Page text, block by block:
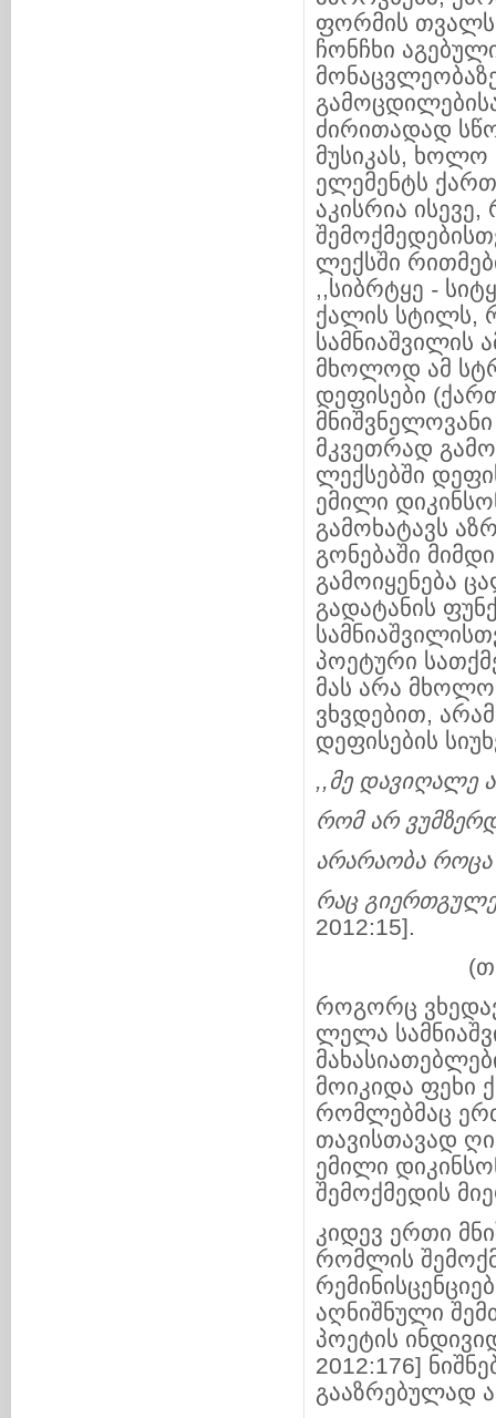
ფორმის
ჩონჩხი
ძირითადად
მუსიკას,
ელემენტს
აკისრია
ლექსში
,,სიბრტყე -
ქალის სტილს,
სამნიაშვილის
მხოლოდ ამ
დეფისები
მნიშვნელოვანი
მკვეთრად
ლექსებში
ემილი
გამოხატავს
გონებაში
გამოიყენება
გადატანის
პოეტური
მას არა
ვხვდებით,
დეფისების
,,მე დავიღალე
რომ არ
არარაობა როცა
რაც
2012:15].
(თარგმნა
როგორც
ლელა
მოიკიდა ფეხი
რომლებმაც
თავისთავად
ემილი
შემოქმედის
კიდევ ერთი
რომლის
აღნიშნული
პოეტის
2012:176]
გააზრებულად